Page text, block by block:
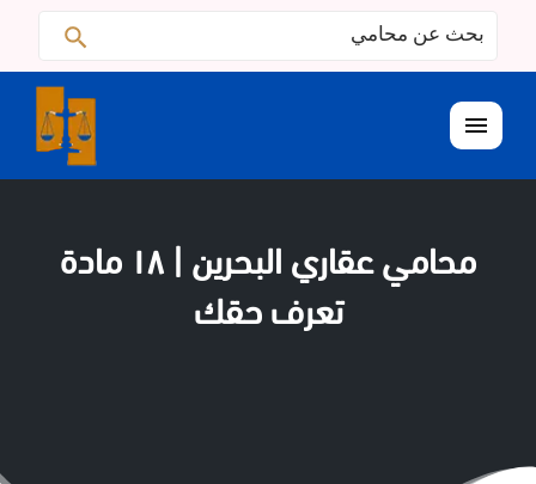
البحث
عن:
القائمة
محامي عقاري البحرين | ١٨ مادة
تعرف حقك